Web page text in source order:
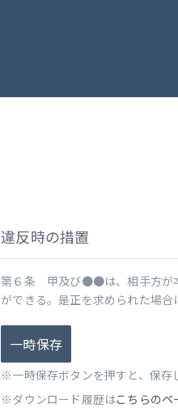
違反時の措置
第６条 甲及び●●は、相手方が本
ができる。是正を求められた場合
一時保存
※一時保存ボタンを押すと、保存
※ダウンロード履歴はこちらのペ